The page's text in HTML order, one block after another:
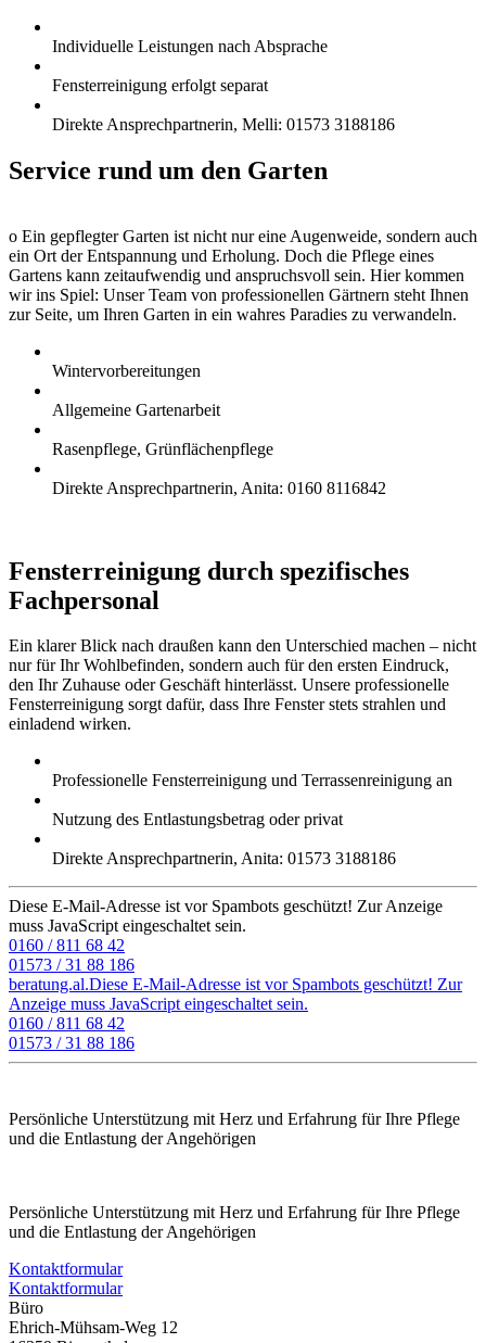
Individuelle Leistungen nach Absprache
Fensterreinigung erfolgt separat
Direkte Ansprechpartnerin, Melli: 01573 3188186
Service rund um den Garten
o Ein gepflegter Garten ist nicht nur eine Augenweide, sondern auch
ein Ort der Entspannung und Erholung. Doch die Pflege eines
Gartens kann zeitaufwendig und anspruchsvoll sein. Hier kommen
wir ins Spiel: Unser Team von professionellen Gärtnern steht Ihnen
zur Seite, um Ihren Garten in ein wahres Paradies zu verwandeln.
Wintervorbereitungen
Allgemeine Gartenarbeit
Rasenpflege, Grünflächenpflege
Direkte Ansprechpartnerin, Anita: 0160 8116842
Fensterreinigung durch spezifisches
Fachpersonal
Ein klarer Blick nach draußen kann den Unterschied machen – nicht
nur für Ihr Wohlbefinden, sondern auch für den ersten Eindruck,
den Ihr Zuhause oder Geschäft hinterlässt. Unsere professionelle
Fensterreinigung sorgt dafür, dass Ihre Fenster stets strahlen und
einladend wirken.
Professionelle Fensterreinigung und Terrassenreinigung an
Nutzung des Entlastungsbetrag oder privat
Direkte Ansprechpartnerin, Anita: 01573 3188186
Diese E-Mail-Adresse ist vor Spambots geschützt! Zur Anzeige
muss JavaScript eingeschaltet sein.
0160 / 811 68 42
01573 / 31 88 186
beratung.al.­Diese E-Mail-Adresse ist vor Spambots geschützt! Zur
Anzeige muss JavaScript eingeschaltet sein.
0160 / 811 68 42
01573 / 31 88 186
Persönliche Unterstützung mit Herz und Erfahrung für Ihre Pflege
und die Entlastung der Angehörigen
Persönliche Unterstützung mit Herz und Erfahrung für Ihre Pflege
und die Entlastung der Angehörigen
Kontaktformular
Kontaktformular
Büro
Ehrich-Mühsam-Weg 12